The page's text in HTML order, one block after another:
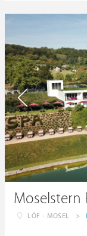
Moselstern
LÖF - MOSEL >